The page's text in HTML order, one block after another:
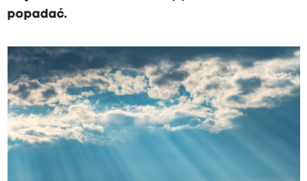
popadać.
ł
i
u
m
i
a
r